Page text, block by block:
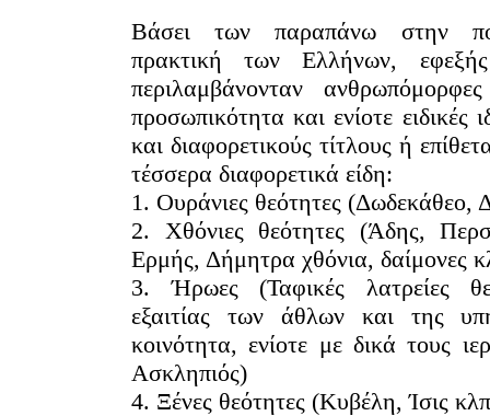
άσει των παραπάνω στην
πρακτική των Ελλήνων,
περιλαμβάνονταν
προσωπικότητα και ενίοτε ειδικές
και διαφορετικούς τίτλους ή
τέσσερα διαφορετικά είδη:
1. Ουράνιες θεότητες (Δωδεκάθεο,
2. Χθόνιες θεότητες (Άδης,
Ερμής, Δήμητρα χθόνια, δαίμονες
3. Ήρωες (Ταφικές λατρείες
εξαιτίας των άθλων και της
κοινότητα, ενίοτε με δικά τους
Ασκληπιός)
4. Ξένες θεότητες (Κυβέλη, Ίσις